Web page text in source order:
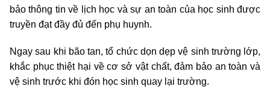
bảo thông tin về lịch học và sự an toàn của học sinh được
truyền đạt đầy đủ đến phụ huynh.
Ngay sau khi bão tan, tổ chức dọn dẹp vệ sinh trường lớp,
khắc phục thiệt hại về cơ sở vật chất, đảm bảo an toàn và
vệ sinh trước khi đón học sinh quay lại trường.